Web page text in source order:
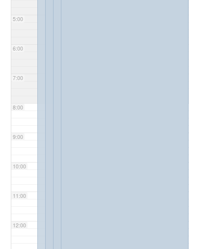
5:00
6:00
7:00
8:00
9:00
10:00
11:00
12:00